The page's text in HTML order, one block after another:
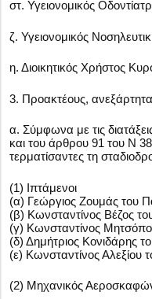
στ. Υγειονομικός
ζ. Υγειονομικός
η. Διοικητικός Χρήστος
3. Προακτέους,
α. Σύμφωνα με τις
και του άρθρου 91 του Ν
τερματίσαντες τη
(1) Ιπτάμενοι
(α) Γεώργιος Ζουμάς του
(β) Κωνσταντίνος Βέζος
(γ) Κωνσταντίνος
(δ) Δημήτριος Κονιδάρης
(ε) Κωνσταντίνος Αλεξίου
(2) Μηχανικός